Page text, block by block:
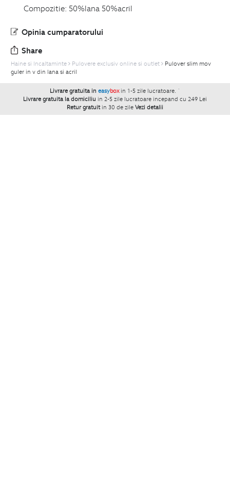
Compozitie: 50%lana 50%acril
Opinia cumparatorului
Share
Haine si Incaltaminte Pulovere exclusiv online si outlet
Pulover slim mov
guler in v din lana si acril
Livrare gratuita in easybox in 1-5 zile lucratoare. `
Livrare gratuita la domiciliu in 2-5 zile lucratoare incepand cu 249 Lei
Retur gratuit in 30 de zile Vezi detalii